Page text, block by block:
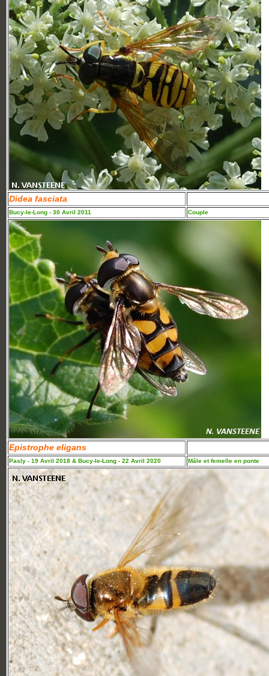
Didea fasciata
Bucy-le-Long - 30 Avril 2011 Couple
Epistrophe eligans
Pasly - 19 Avril 2018 & Bucy-le-Long - 22 Avril 2020 Mâle et femelle en ponte